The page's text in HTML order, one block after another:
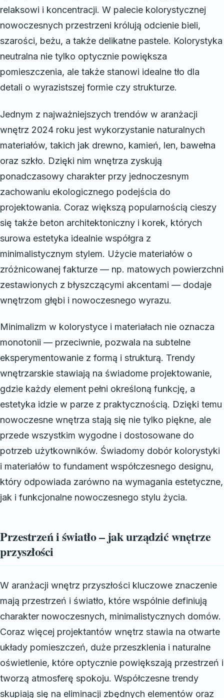
relaksowi i koncentracji. W palecie kolorystycznej
nowoczesnych przestrzeni królują odcienie bieli,
szarości, beżu, a także delikatne pastele. Kolorystyka
neutralna nie tylko optycznie powiększa
pomieszczenia, ale także stanowi idealne tło dla
detali o wyrazistszej formie czy strukturze.
Jednym z najważniejszych trendów w aranżacji
wnętrz 2024 roku jest wykorzystanie naturalnych
materiałów, takich jak drewno, kamień, len, bawełna
oraz szkło. Dzięki nim wnętrza zyskują
ponadczasowy charakter przy jednoczesnym
zachowaniu ekologicznego podejścia do
projektowania. Coraz większą popularnością cieszy
się także beton architektoniczny i korek, których
surowa estetyka idealnie współgra z
minimalistycznym stylem. Użycie materiałów o
zróżnicowanej fakturze — np. matowych powierzchni
zestawionych z błyszczącymi akcentami — dodaje
wnętrzom głębi i nowoczesnego wyrazu.
Minimalizm w kolorystyce i materiałach nie oznacza
monotonii — przeciwnie, pozwala na subtelne
eksperymentowanie z formą i strukturą. Trendy
wnętrzarskie stawiają na świadome projektowanie,
gdzie każdy element pełni określoną funkcję, a
estetyka idzie w parze z praktycznością. Dzięki temu
nowoczesne wnętrza stają się nie tylko piękne, ale
przede wszystkim wygodne i dostosowane do
potrzeb użytkowników. Świadomy dobór kolorystyki
i materiałów to fundament współczesnego designu,
który odpowiada zarówno na wymagania estetyczne,
jak i funkcjonalne nowoczesnego stylu życia.
Przestrzeń i światło – jak urządzić wnętrze
przyszłości
W aranżacji wnętrz przyszłości kluczowe znaczenie
mają przestrzeń i światło, które wspólnie definiują
charakter nowoczesnych, minimalistycznych domów.
Coraz więcej projektantów wnętrz stawia na otwarte
układy pomieszczeń, duże przeszklenia i naturalne
oświetlenie, które optycznie powiększają przestrzeń i
tworzą atmosferę spokoju. Współczesne trendy
skupiają się na eliminacji zbędnych elementów oraz